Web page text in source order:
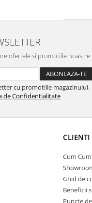
ofertele si promotiile noastre
cu promotiile magazinului.
de Confidentialitate
CLIENTI
Cum
Ghid de
Beneficii
Puncte